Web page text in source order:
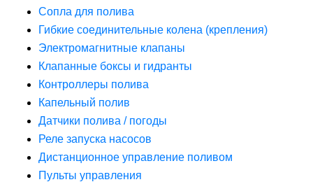
Сопла для полива
Гибкие соединительные колена (крепления)
Электромагнитные клапаны
Клапанные боксы и гидранты
Контроллеры полива
Капельный полив
Датчики полива / погоды
Реле запуска насосов
Дистанционное управление поливом
Пульты управления